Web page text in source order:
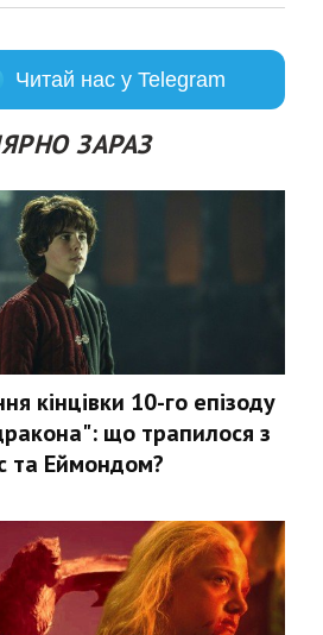
Читай нас у Telegram
ЗАРАЗ
кінцівки 10-го епізоду
що трапилося з
та Еймондом?